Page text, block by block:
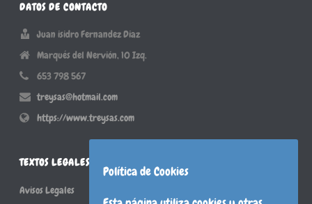
DATOS DE CONTACTO
Juan isidro Fernandez Diaz
Marqués del Nervión, 10 Izq.
653 798 567
treysas@hotmail.com
https://www.treysas.com
TEXTOS LEGALES
Avisos Legales
Política de Cookies